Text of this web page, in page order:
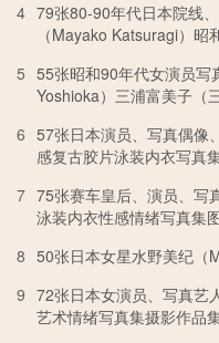
4 79张80-90年代日本院线
（Mayako Katsuragi）
5 55张昭和90年代女演员写
Yoshioka）三浦富美子（
6 57张日本演员、写真偶像
感复古胶片泳装内衣写真
7 75张赛车皇后、演员、写
泳装内衣性感情绪写真集
8 50张日本女星水野美纪（
9 72张日本女演员、写真艺
艺术情绪写真集摄影作品